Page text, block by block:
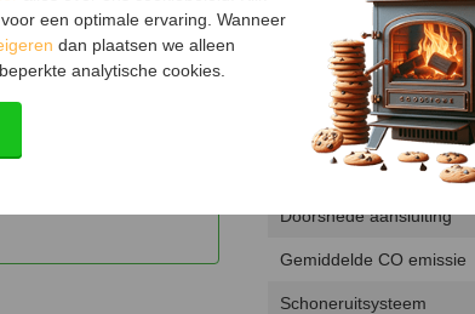
Hout opbergruimte
Luchtregelaar
Technische specificaties
Aansluiting
Doorsnede aansluiting
Gemiddelde CO emissie
Schoneruitsysteem
een optimale ervaring. Wanneer
dan plaatsen we alleen
analytische cookies.